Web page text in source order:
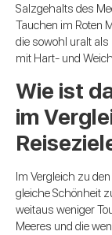
Salzgehalts des
Tauchen im Roten
die sowohl uralt
mit Hart- und
Wie ist
im
Im Vergleich zu
gleiche Schönheit
weitaus weniger
Meeres und die